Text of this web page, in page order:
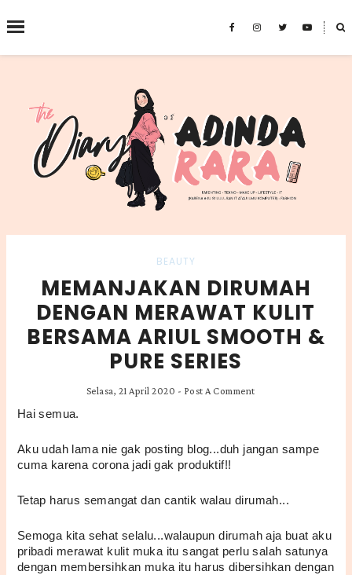
˟
SEARCH THIS BLOG
BEAUTY
MEMANJAKAN DIRUMAH
DENGAN MERAWAT KULIT
BERSAMA ARIUL SMOOTH &
PURE SERIES
Selasa, 21 April 2020 - Post A Comment
Hai semua.
Aku udah lama nie gak posting blog...duh jangan sampe
cuma karena corona jadi gak produktif!!
Tetap harus semangat dan cantik walau dirumah...
Semoga kita sehat selalu...walaupun dirumah aja buat aku
pribadi merawat kulit muka itu sangat perlu salah satunya
dengan membersihkan muka itu harus dibersihkan dengan